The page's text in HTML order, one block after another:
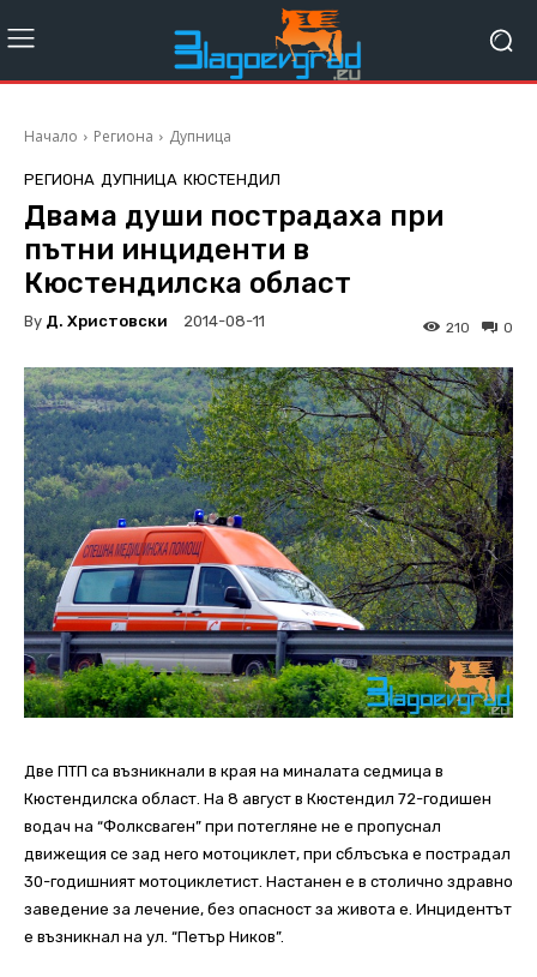
Начало Региона Дупница
РЕГИОНА ДУПНИЦА КЮСТЕНДИЛ
Двама души пострадаха при
пътни инциденти в
Кюстендилска област
By Д. Христовски 2014-08-11 0
210
Две ПТП са възникнали в края на миналата седмица в
Кюстендилска област. На 8 август в Кюстендил 72-годишен
водач на “Фолксваген” при потегляне не е пропуснал
движещия се зад него мотоциклет, при сблъсъка е пострадал
30-годишният мотоциклетист. Настанен е в столично здравно
заведение за лечение, без опасност за живота е. Инцидентът
е възникнал на ул. “Петър Ников”.